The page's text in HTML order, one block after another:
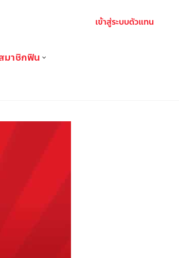
เข้าสู่ระบบตัวแทน
มาชิกฟิน